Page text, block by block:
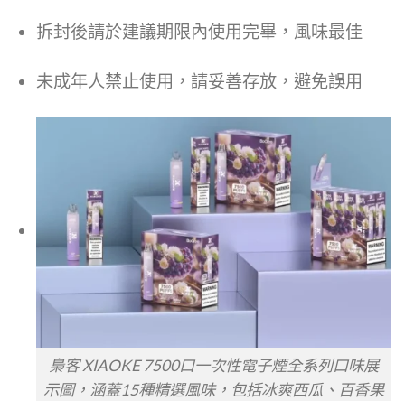
拆封後請於建議期限內使用完畢，風味最佳
未成年人禁止使用，請妥善存放，避免誤用
梟客 XIAOKE 7500口一次性電子煙全系列口味展
示圖，涵蓋15種精選風味，包括冰爽西瓜、百香果